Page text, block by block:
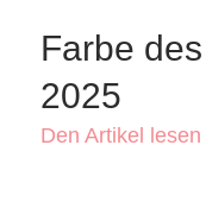
Farbe
2025
Den Artikel lesen